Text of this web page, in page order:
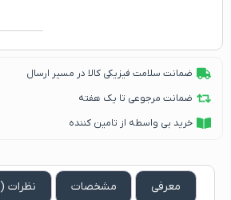
ضمانت سلامت فیزیکی کالا در مسیر ارسال
ضمانت مرجوعی تا یک هفته
خرید بی واسطه از تامین کننده
معرفی مشخصات نظرات (0)